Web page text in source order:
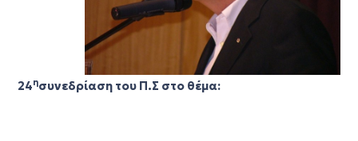
24ησυνεδρίαση του Π.Σ στο θέμα: